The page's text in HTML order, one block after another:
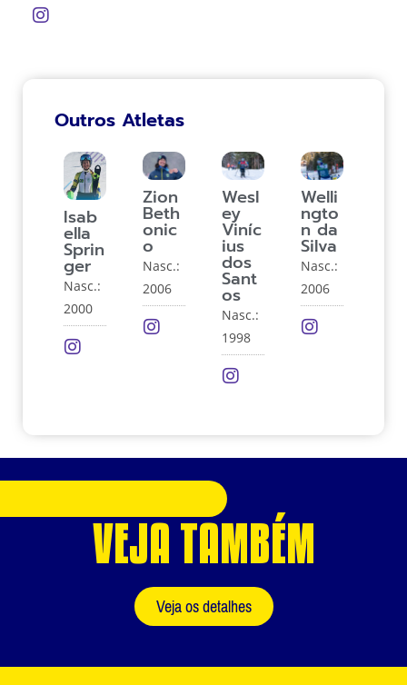
Outros Atletas
Isab
ella
Sprin
ger
Nasc.:
2000
Zion
Beth
onic
o
Nasc.:
2006
Wesl
ey
Viníc
ius
dos
Sant
os
Nasc.:
1998
Welli
ngto
n da
Silva
Nasc.:
2006
VEJA TAMBÉM
Veja os detalhes